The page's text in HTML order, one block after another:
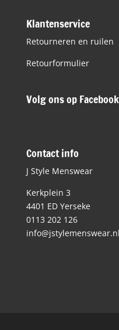
Klantenservice
Retourneren en ruilen
Retourformulier
Volg ons op Facebook
Contact info
J Style Menswear
Kerkplein 3
4401 ED Yerseke
0113 202 126
info@jstylemenswear.nl